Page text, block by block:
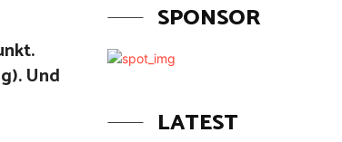
Und
SPONSOR
LATEST